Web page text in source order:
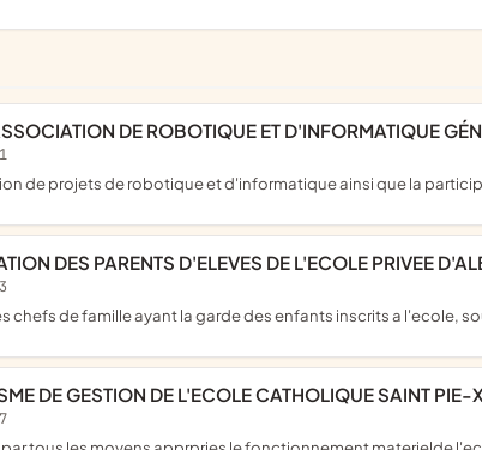
DE ROBOTIQUE ET D'INFORMATIQUE
de projets de robotique et d'informatique ainsi que la
DES PARENTS D'ELEVES DE L'ECOLE PRIVEE
chefs de famille ayant la garde des enfants inscrits a l'ecole,
DE GESTION DE L'ECOLE CATHOLIQUE SAINT